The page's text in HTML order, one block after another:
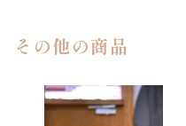
その他の商品